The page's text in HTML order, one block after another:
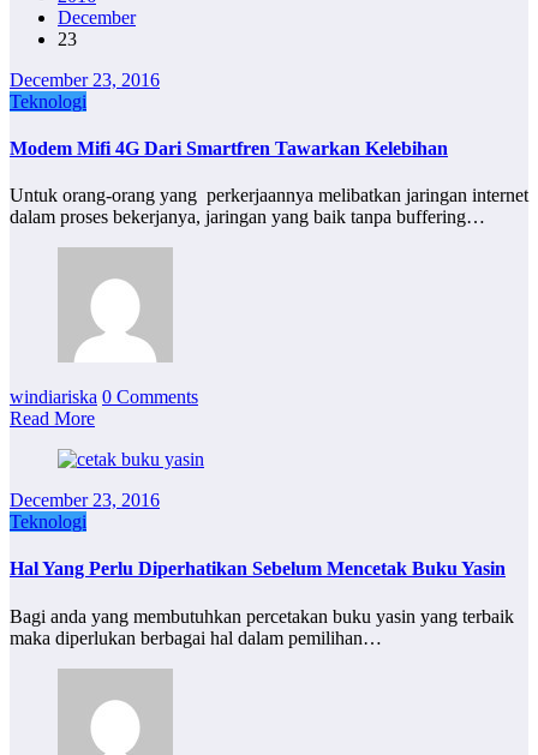
December
23
December 23, 2016
Teknologi
Modem Mifi 4G Dari Smartfren Tawarkan Kelebihan
Untuk orang-orang yang perkerjaannya melibatkan jaringan internet
dalam proses bekerjanya, jaringan yang baik tanpa buffering…
windiariska 0 Comments
Read More
December 23, 2016
Teknologi
Hal Yang Perlu Diperhatikan Sebelum Mencetak Buku Yasin
Bagi anda yang membutuhkan percetakan buku yasin yang terbaik
maka diperlukan berbagai hal dalam pemilihan…